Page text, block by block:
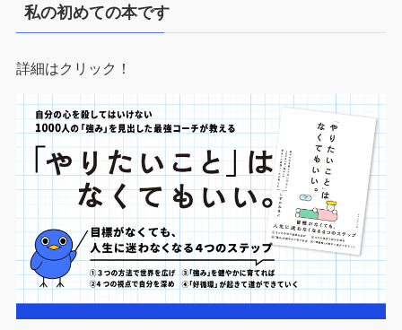
私の初めての本です
詳細はクリック！